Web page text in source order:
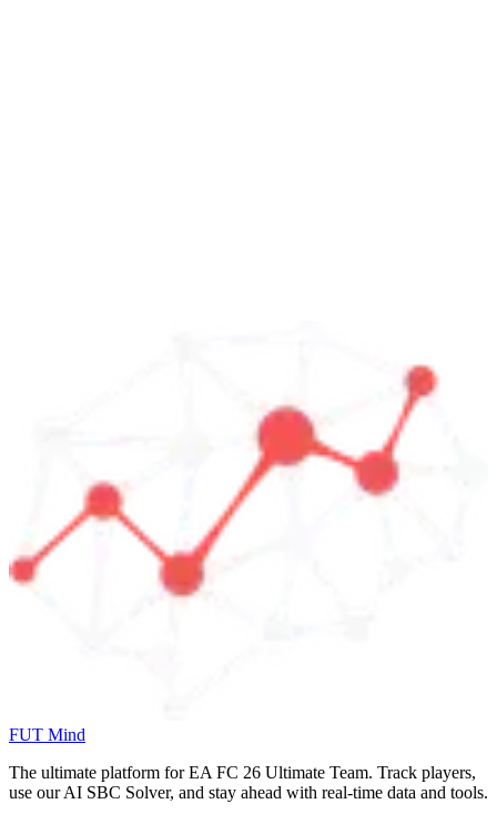
FUT Mind
The ultimate platform for EA FC 26 Ultimate Team. Track players,
use our AI SBC Solver, and stay ahead with real-time data and tools.